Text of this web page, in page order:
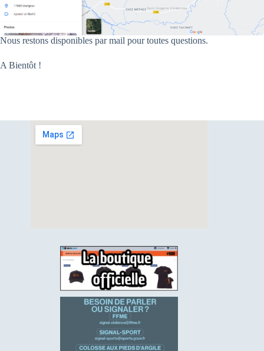
Nous restons disponibles par mail pour toutes questions.
A Bientôt !